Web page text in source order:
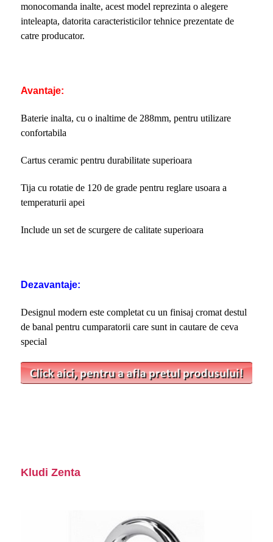
monocomanda inalte, acest model reprezinta o alegere
inteleapta, datorita caracteristicilor tehnice prezentate de
catre producator.
Avantaje:
Baterie inalta, cu o inaltime de 288mm, pentru utilizare
confortabila
Cartus ceramic pentru durabilitate superioara
Tija cu rotatie de 120 de grade pentru reglare usoara a
temperaturii apei
Include un set de scurgere de calitate superioara
Dezavantaje:
Designul modern este completat cu un finisaj cromat destul
de banal pentru cumparatorii care sunt in cautare de ceva
special
Kludi Zenta